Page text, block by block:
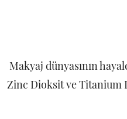
Makyaj dünyasının
Zinc Dioksit ve Titanium